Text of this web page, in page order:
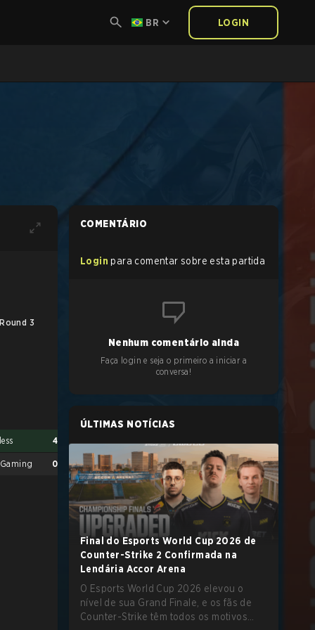
BR LOGIN
3 UB Final
4
0
Limitless 4
French class 2
COMENTÁRIO
Login para comentar sobre esta partida
Nenhum comentário ainda
Faça login e seja o primeiro a iniciar a
conversa!
ÚLTIMAS NOTÍCIAS
Final do Esports World Cup 2026 de
Counter-Strike 2 Confirmada na
Lendária Accor Arena
O Esports World Cup 2026 elevou o
nível de sua Grand Finale, e os fãs de
Counter-Strike têm todos os motivos